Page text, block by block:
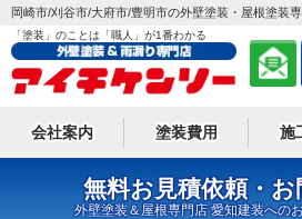
岡崎市/刈谷市/大府市/豊明市の外壁塗装・屋根塗装
「塗装」のことは「職人」が1番わかる
会社案内 塗装費用 施
無料お見積依頼・
外壁塗装＆屋根専門店 愛知建装への